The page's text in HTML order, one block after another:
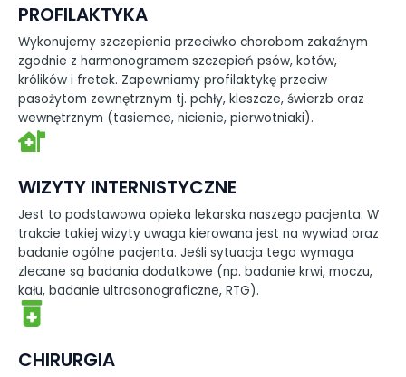
PROFILAKTYKA
Wykonujemy szczepienia przeciwko chorobom zakaźnym
zgodnie z harmonogramem szczepień psów, kotów,
królików i fretek. Zapewniamy profilaktykę przeciw
pasożytom zewnętrznym tj. pchły, kleszcze, świerzb oraz
wewnętrznym (tasiemce, nicienie, pierwotniaki).
WIZYTY INTERNISTYCZNE
Jest to podstawowa opieka lekarska naszego pacjenta. W
trakcie takiej wizyty uwaga kierowana jest na wywiad oraz
badanie ogólne pacjenta. Jeśli sytuacja tego wymaga
zlecane są badania dodatkowe (np. badanie krwi, moczu,
kału, badanie ultrasonograficzne, RTG).
CHIRURGIA